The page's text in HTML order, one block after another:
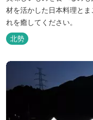
材を活かした日本料理と
れを癒してください。
北勢